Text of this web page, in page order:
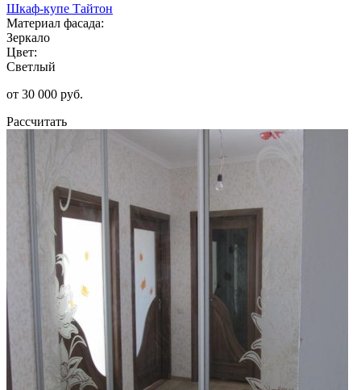
Шкаф-купе Тайтон
Материал фасада:
Зеркало
Цвет:
Светлый
от 30 000 руб.
Рассчитать